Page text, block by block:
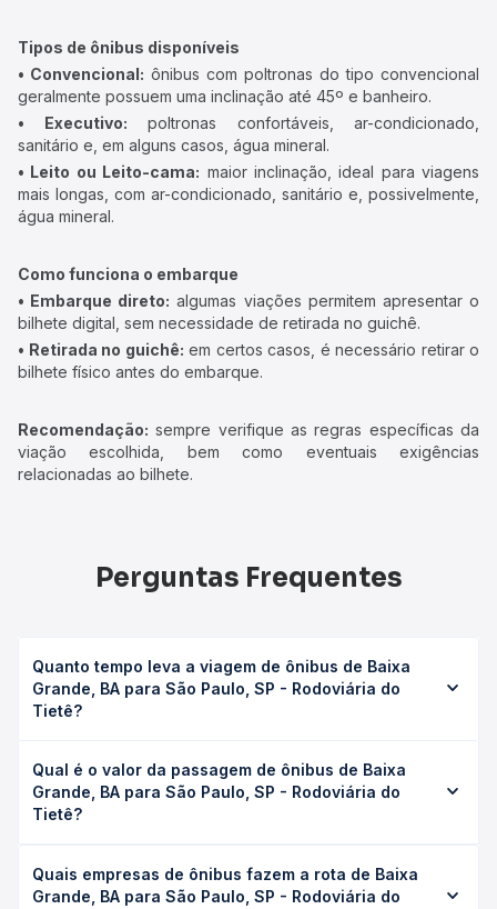
Tipos de ônibus disponíveis
• Convencional: ônibus com poltronas do tipo convencional
geralmente possuem uma inclinação até 45º e banheiro.
• Executivo: poltronas confortáveis, ar-condicionado,
sanitário e, em alguns casos, água mineral.
• Leito ou Leito-cama: maior inclinação, ideal para viagens
mais longas, com ar-condicionado, sanitário e, possivelmente,
água mineral.
Como funciona o embarque
• Embarque direto: algumas viações permitem apresentar o
bilhete digital, sem necessidade de retirada no guichê.
• Retirada no guichê: em certos casos, é necessário retirar o
bilhete físico antes do embarque.
Recomendação: sempre verifique as regras específicas da
viação escolhida, bem como eventuais exigências
relacionadas ao bilhete.
Perguntas Frequentes
Quanto tempo leva a viagem de ônibus de Baixa
Grande, BA para São Paulo, SP - Rodoviária do
Tietê?
SP - Rodoviária do Tietê leva em média 35h 46min,
podendo variar conforme a viação, o tipo de serviço
(convencional, executivo ou leito) e as condições de
desejada.
Qual é o valor da passagem de ônibus de Baixa
Grande, BA para São Paulo, SP - Rodoviária do
Tietê?
para São Paulo, SP - Rodoviária do Tietê custa em média
R$ 603,11 e varia conforme a data da viagem, a empresa,
Quais empresas de ônibus fazem a rota de Baixa
Grande, BA para São Paulo, SP - Rodoviária do